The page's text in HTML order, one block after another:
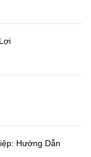
Hướng Dẫn